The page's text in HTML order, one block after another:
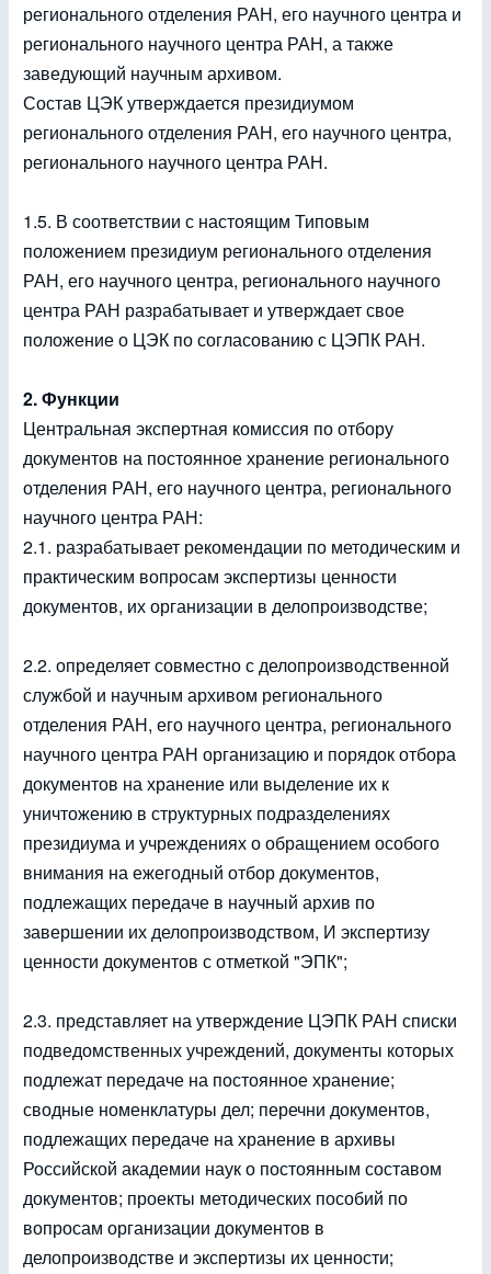
регионального отделения РАН, его научного центра и
регионального научного центра РАН, а также
заведующий научным архивом.
Состав ЦЭК утверждается президиумом
регионального отделения РАН, его научного центра,
регионального научного центра РАН.
1.5. В соответствии с настоящим Типовым
положением президиум регионального отделения
РАН, его научного центра, регионального научного
центра РАН разрабатывает и утверждает свое
положение о ЦЭК по согласованию с ЦЭПК РАН.
2. Функции
Центральная экспертная комиссия по отбору
документов на постоянное хранение регионального
отделения РАН, его научного центра, регионального
научного центра РАН:
2.1. разрабатывает рекомендации по методическим и
практическим вопросам экспертизы ценности
документов, их организации в делопроизводстве;
2.2. определяет совместно с делопроизводственной
службой и научным архивом регионального
отделения РАН, его научного центра, регионального
научного центра РАН организацию и порядок отбора
документов на хранение или выделение их к
уничтожению в структурных подразделениях
президиума и учреждениях о обращением особого
внимания на ежегодный отбор документов,
подлежащих передаче в научный архив по
завершении их делопроизводством, И экспертизу
ценности документов с отметкой "ЭПК";
2.3. представляет на утверждение ЦЭПК РАН списки
подведомственных учреждений, документы которых
подлежат передаче на постоянное хранение;
сводные номенклатуры дел; перечни документов,
подлежащих передаче на хранение в архивы
Российской академии наук о постоянным составом
документов; проекты методических пособий по
вопросам организации документов в
делопроизводстве и экспертизы их ценности;